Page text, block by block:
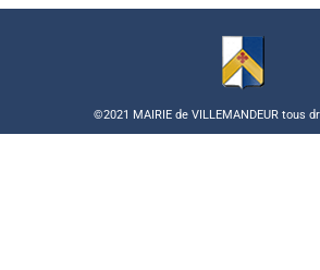
©2021 MAIRIE de VILLEMANDEUR tous